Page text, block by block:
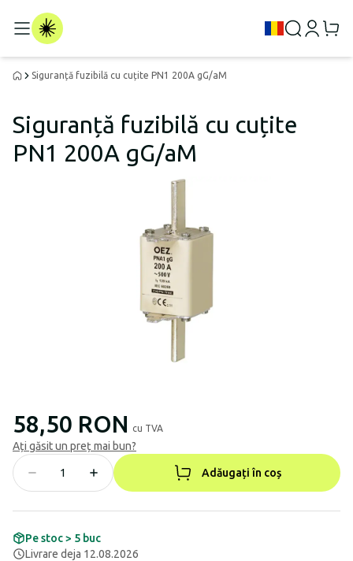
Siguranță fuzibilă cu cuțite PN1 200A gG/aM
Siguranță fuzibilă cu cuțite
PN1 200A gG/aM
58,50 RON cu TVA
Ați găsit un preț mai bun?
Adăugați în coș
Pe stoc > 5 buc
Livrare deja 12.08.2026